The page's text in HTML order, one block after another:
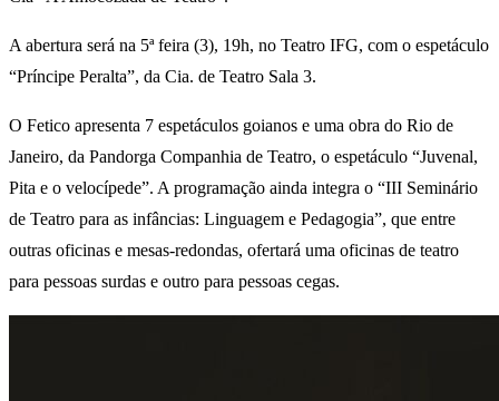
A abertura será na 5ª feira (3), 19h, no Teatro IFG, com o espetáculo
“Príncipe Peralta”, da Cia. de Teatro Sala 3.
O Fetico apresenta 7 espetáculos goianos e uma obra do Rio de
Janeiro, da Pandorga Companhia de Teatro, o espetáculo “Juvenal,
Pita e o velocípede”. A programação ainda integra o “III Seminário
de Teatro para as infâncias: Linguagem e Pedagogia”, que entre
outras oficinas e mesas-redondas, ofertará uma oficinas de teatro
para pessoas surdas e outro para pessoas cegas.